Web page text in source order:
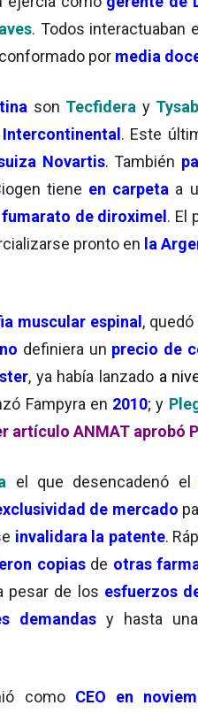
. Todos interactuaban
por media
son Tecfidera y
. Este
Novartis. También
tiene en carpeta a
fumarato de diroximel. El
pronto en la
muscular espinal, quedó
definiera un precio de
, ya había lanzado a
Fampyra en 2010; y
artículo ANMAT aprobó
el que desencadenó el
de mercado
invalidara la patente.
copias de otras
pesar de los esfuerzos
demandas y hasta
como CEO en